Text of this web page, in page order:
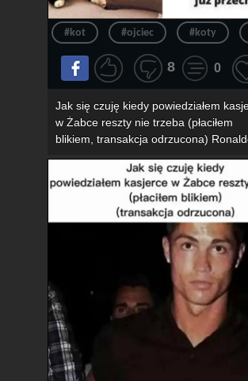
#kot #ojciec #koty
8 0
Jak się czuję kiedy powiedziałem
w Żabce reszty nie trzeba (płaciłem
blikiem, transakcja odrzucona)